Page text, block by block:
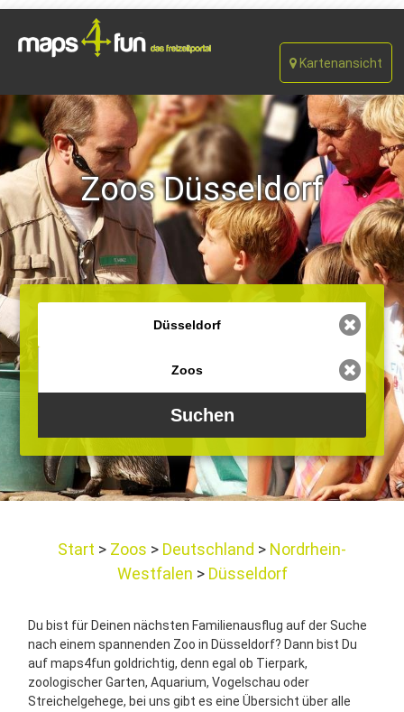
Kartenansicht
Zoos Düsseldorf
Start Zoos Deutschland
Nordrhein-
Westfalen
Düsseldorf
Du bist für Deinen nächsten Familienausflug auf der Suche
nach einem spannenden Zoo in Düsseldorf? Dann bist Du
auf maps4fun goldrichtig, denn egal ob Tierpark,
zoologischer Garten, Aquarium, Vogelschau oder
Streichelgehege, bei uns gibt es eine Übersicht über alle